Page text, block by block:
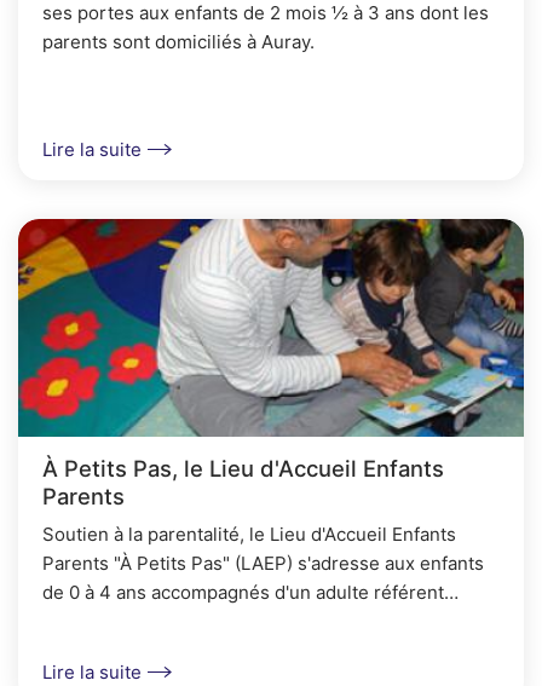
ses portes aux enfants de 2 mois ½ à 3 ans dont les
parents sont domiciliés à Auray.
Lire la suite
À Petits Pas, le Lieu d'Accueil Enfants
Parents
Soutien à la parentalité, le Lieu d'Accueil Enfants
Parents "À Petits Pas" (LAEP) s'adresse aux enfants
de 0 à 4 ans accompagnés d'un adulte référent
Lire la suite